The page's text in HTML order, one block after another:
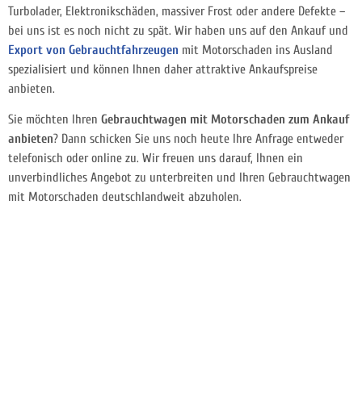
Turbolader, Elektronikschäden, massiver Frost oder andere Defekte –
bei uns ist es noch nicht zu spät. Wir haben uns auf den Ankauf und
Export von Gebrauchtfahrzeugen mit Motorschaden ins Ausland
spezialisiert und können Ihnen daher attraktive Ankaufspreise
anbieten.
Sie möchten Ihren Gebrauchtwagen mit Motorschaden zum Ankauf
anbieten? Dann schicken Sie uns noch heute Ihre Anfrage entweder
telefonisch oder online zu. Wir freuen uns darauf, Ihnen ein
unverbindliches Angebot zu unterbreiten und Ihren Gebrauchtwagen
mit Motorschaden deutschlandweit abzuholen.